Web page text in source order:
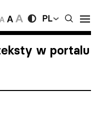
PL
w portalu